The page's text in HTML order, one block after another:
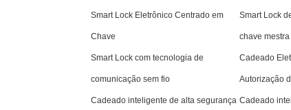
Smart Lock Eletrônico Centrado em
Chave
Smart Lock
chave mestra
Smart Lock com tecnologia de
comunicação sem fio
Cadeado
Autorização
Cadeado inteligente de alta segurança Cadeado